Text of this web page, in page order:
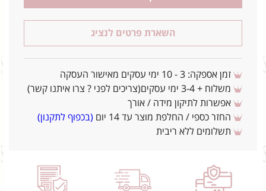
השארת פרטים לנציג
זמן אספקה: 3 - 10 ימי עסקים מאישור העסקה
משלוח + 3-4 ימי עסקים(צריכים לפני ? צרו איתנו קשר)
אפשרות לתיקון מידה / אורך
החזר כספי / החלפת מוצר עד 14 יום
(בכפוף לתקנון)
תשלומים ללא ריבית